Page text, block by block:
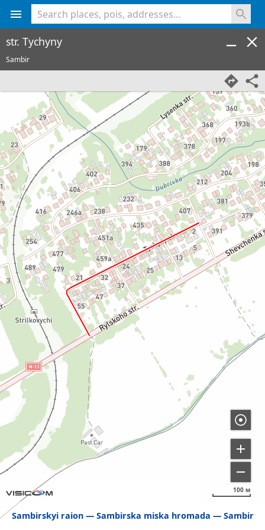
Sambirskyi raion Sambirska miska hromada Sambir
100 м
str. Tychyny
Sambir
<% console.log(hcard) %>